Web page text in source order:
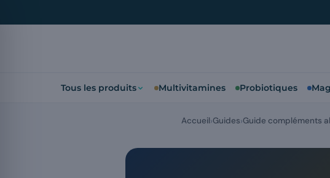
Tous les produits Multivitamines Probiotiques
Accueil Guides Guide compléments